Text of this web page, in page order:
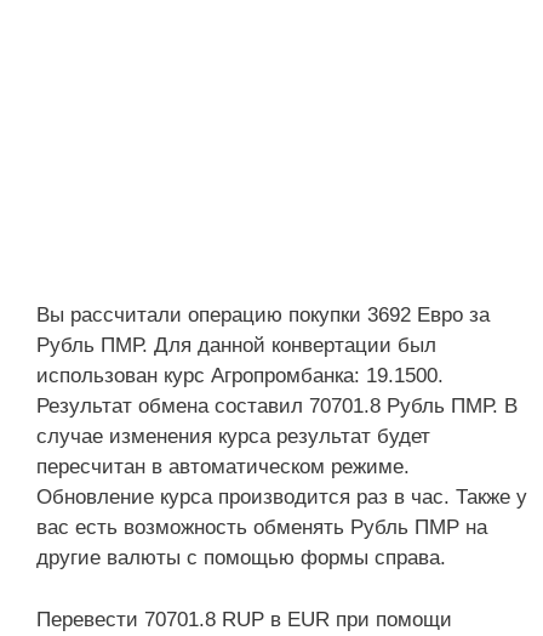
Вы рассчитали операцию покупки 3692 Евро за
Рубль ПМР. Для данной конвертации был
использован курс Агропромбанка: 19.1500.
Результат обмена составил 70701.8 Рубль ПМР. В
случае изменения курса результат будет
пересчитан в автоматическом режиме.
Обновление курса производится раз в час. Также у
вас есть возможность обменять Рубль ПМР на
другие валюты с помощью формы справа.
Перевести 70701.8 RUP в EUR при помощи